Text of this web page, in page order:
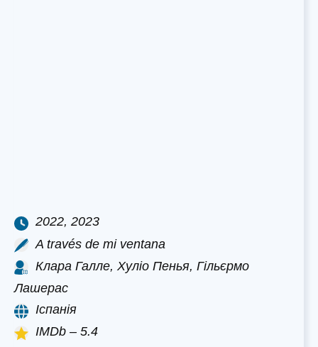
2022, 2023
A través de mi ventana
Клара Галле, Хуліо Пенья, Гільєрмо
Лашерас
Іспанія
IMDb – 5.4